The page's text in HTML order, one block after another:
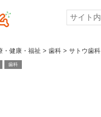
・健康・福祉 > 歯科> サトウ歯科
歯科